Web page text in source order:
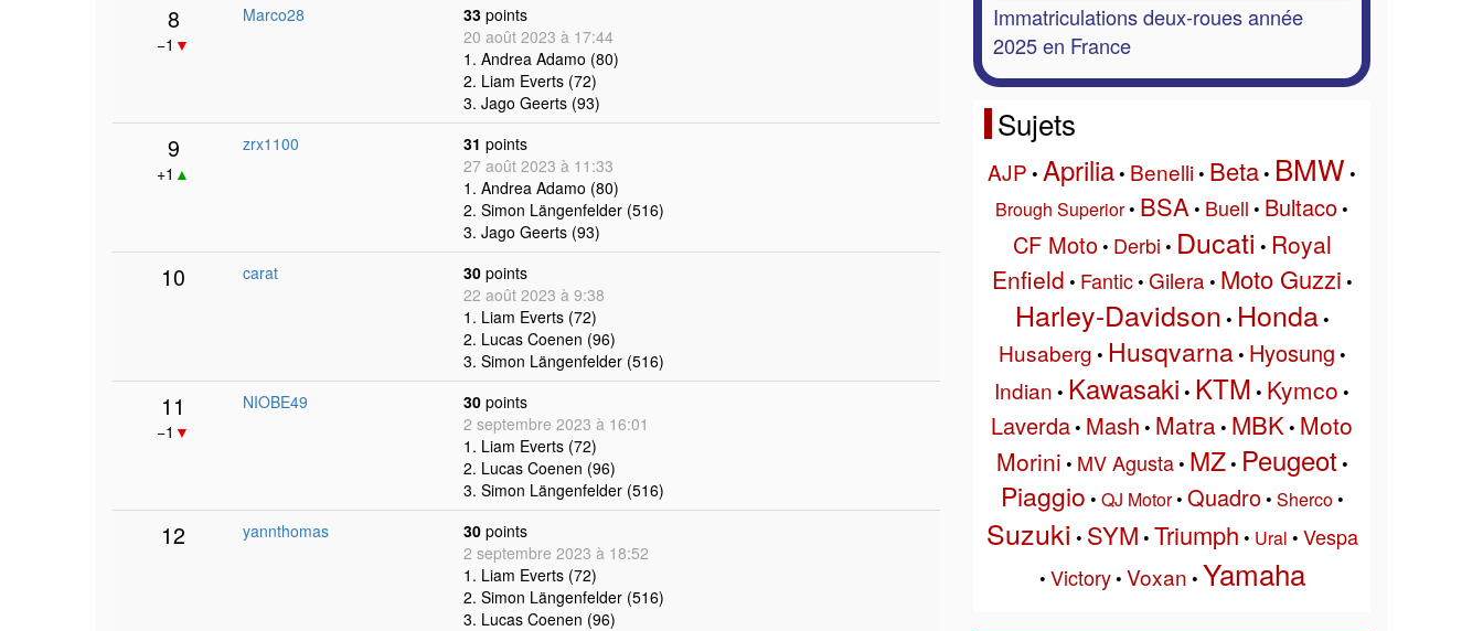
8
−1 ▼
Marco28 33 points
20 août 2023 à 17:44
1. Andrea Adamo (80)
2. Liam Everts (72)
3. Jago Geerts (93)
9
+1 ▲
zrx1100 31 points
27 août 2023 à 11:33
1. Andrea Adamo (80)
2. Simon Längenfelder (516)
3. Jago Geerts (93)
10 carat 30 points
22 août 2023 à 9:38
1. Liam Everts (72)
2. Lucas Coenen (96)
3. Simon Längenfelder (516)
11
−1 ▼
NIOBE49 30 points
2 septembre 2023 à 16:01
1. Liam Everts (72)
2. Lucas Coenen (96)
3. Simon Längenfelder (516)
12 yannthomas 30 points
2 septembre 2023 à 18:52
1. Liam Everts (72)
2. Simon Längenfelder (516)
3. Lucas Coenen (96)
Immatriculations deux-roues année
2025 en France
Sujets
AJP • Aprilia• Benelli• Beta• BMW •
Brough Superior• BSA • Buell • Bultaco•
CF Moto• Derbi • Ducati • Royal
Enfield • Fantic• Gilera • Moto Guzzi •
Harley-Davidson • Honda•
Husaberg • Husqvarna• Hyosung •
Indian • Kawasaki • KTM • Kymco •
Laverda• Mash • Matra• MBK • Moto
Morini • MV Agusta• MZ• Peugeot •
Piaggio • QJ Motor• Quadro• Sherco•
Suzuki • SYM • Triumph • Ural • Vespa
• Victory• Voxan • Yamaha